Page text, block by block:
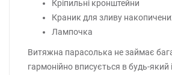
Кріпильні кронштейни
Краник для зливу
Лампочка
Витяжна парасолька не займає
гармонійно вписується в будь-який